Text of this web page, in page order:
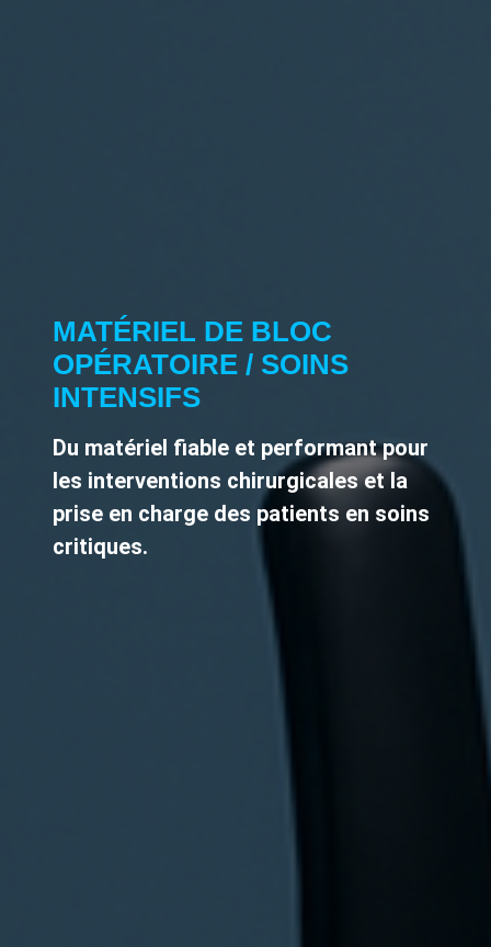
MATÉRIEL DE BLOC
OPÉRATOIRE / SOINS
INTENSIFS
Du matériel fiable et performant pour
les interventions chirurgicales et la
prise en charge des patients en soins
critiques.